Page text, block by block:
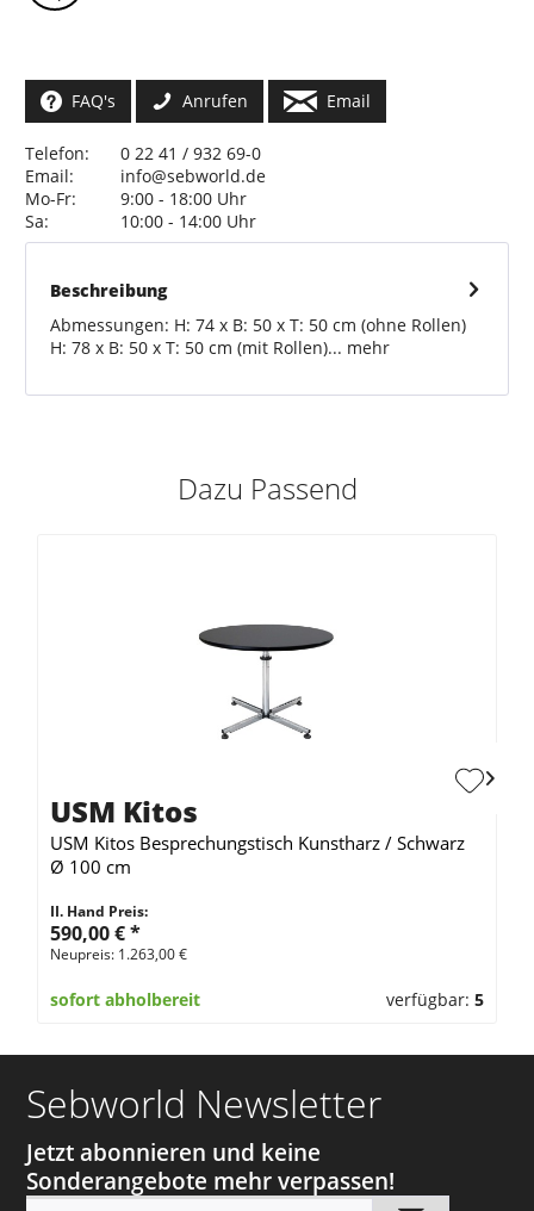
FAQ's Anrufen Email
Telefon:
0 22 41 / 932 69-0
Email:
info@sebworld.de
Mo-Fr:
9:00 - 18:00 Uhr
Sa:
10:00 - 14:00 Uhr
Beschreibung
Abmessungen: H: 74 x B: 50 x T: 50 cm (ohne Rollen)
H: 78 x B: 50 x T: 50 cm (mit Rollen)... mehr
Dazu Passend
USM Kitos
USM Kitos Besprechungstisch Kunstharz / Schwarz
Ø 100 cm
II. Hand Preis:
590,00 €*
Neupreis: 1.263,00 €
sofort abholbereit verfügbar: 5
Sebworld Newsletter
Jetzt abonnieren und keine
Sonderangebote mehr verpassen!